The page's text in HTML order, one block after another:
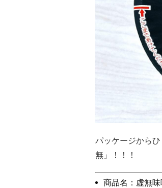
パッケージから
無」！！！
商品名：虚無